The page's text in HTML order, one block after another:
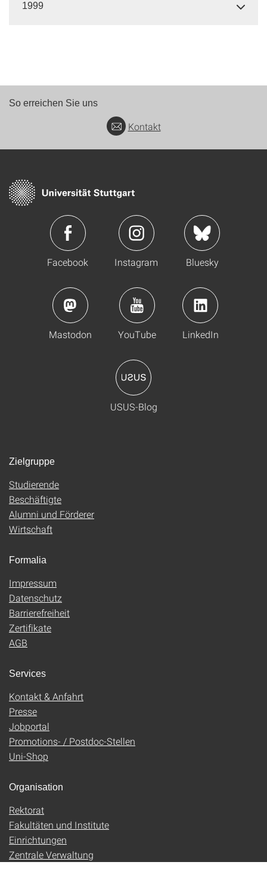
1999
So erreichen Sie uns
Kontakt
Facebook Instagram Bluesky
Mastodon YouTube LinkedIn
USUS-Blog
Zielgruppe
Studierende
Beschäftigte
Alumni und Förderer
Wirtschaft
Formalia
Impressum
Datenschutz
Barrierefreiheit
Zertifikate
AGB
Services
Kontakt & Anfahrt
Presse
Jobportal
Promotions- / Postdoc-Stellen
Uni-Shop
Organisation
Rektorat
Fakultäten und Institute
Einrichtungen
Zentrale Verwaltung